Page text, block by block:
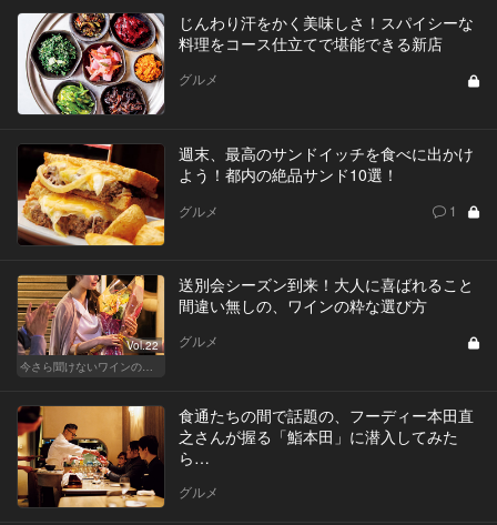
じんわり汗をかく美味しさ！スパイシーな
料理をコース仕立てで堪能できる新店
グルメ
週末、最高のサンドイッチを食べに出かけ
よう！都内の絶品サンド10選！
グルメ 1
Vol.22
送別会シーズン到来！大人に喜ばれること
間違い無しの、ワインの粋な選び方
グルメ
食通たちの間で話題の、フーディー本田直
之さんが握る「鮨本田」に潜入してみた
ら…
グルメ